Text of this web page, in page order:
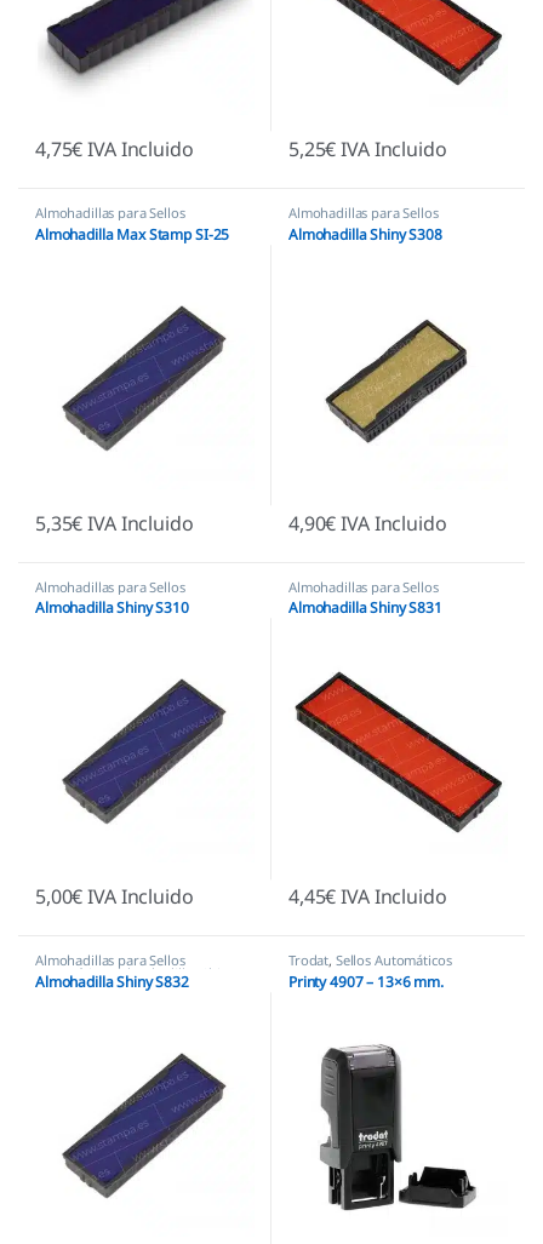
4,75€IVA Incluido 5,25€IVA Incluido
Almohadillas para Sellos
Automáticos ,Almohadillas
Económicas
Almohadilla Max Stamp SI-25
5,35€IVA Incluido
Almohadillas para Sellos
Automáticos ,Almohadillas Shiny
Almohadilla Shiny S308
4,90€IVA Incluido
Almohadillas para Sellos
Automáticos ,Almohadillas Shiny
Almohadilla Shiny S310
5,00€IVA Incluido
Almohadillas para Sellos
Automáticos ,Almohadillas Shiny
Almohadilla Shiny S831
4,45€IVA Incluido
Almohadillas para Sellos
Automáticos ,Almohadillas Shiny
Almohadilla Shiny S832
Trodat, Sellos Automáticos
Printy 4907 – 13×6 mm.